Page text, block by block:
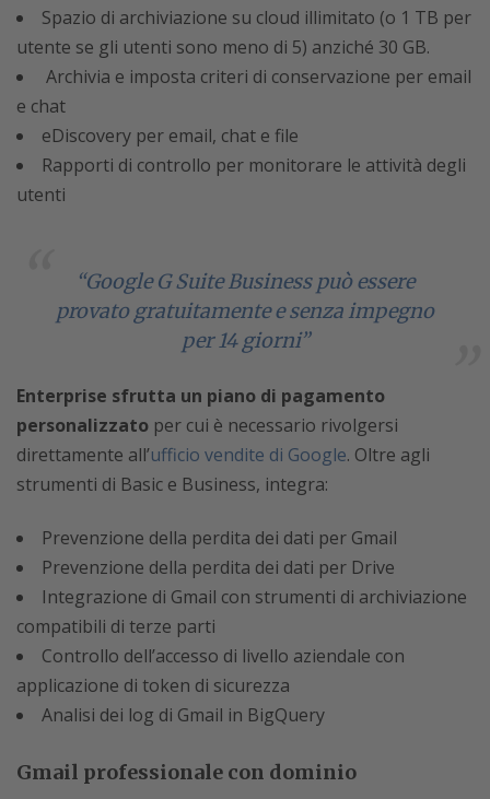
Spazio di archiviazione su cloud illimitato (o 1 TB per
utente se gli utenti sono meno di 5) anziché 30 GB.
Archivia e imposta criteri di conservazione per email
e chat
eDiscovery per email, chat e file
Rapporti di controllo per monitorare le attività degli
utenti
“Google G Suite Business può essere
provato gratuitamente e senza impegno
per 14 giorni”
Enterprise sfrutta un piano di pagamento
personalizzato per cui è necessario rivolgersi
direttamente all’ufficio vendite di Google. Oltre agli
strumenti di Basic e Business, integra:
Prevenzione della perdita dei dati per Gmail
Prevenzione della perdita dei dati per Drive
Integrazione di Gmail con strumenti di archiviazione
compatibili di terze parti
Controllo dell’accesso di livello aziendale con
applicazione di token di sicurezza
Analisi dei log di Gmail in BigQuery
Gmail professionale con dominio